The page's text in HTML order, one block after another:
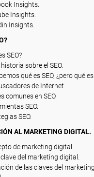
Insights.
Insights.
Insights.
SEO?
sobre el SEO.
qué es SEO, ¿pero qué
de Internet.
comunes en SEO.
SEO.
SEO.
AL MARKETING DIGITAL.
de marketing digital.
del marketing digital.
de las claves del